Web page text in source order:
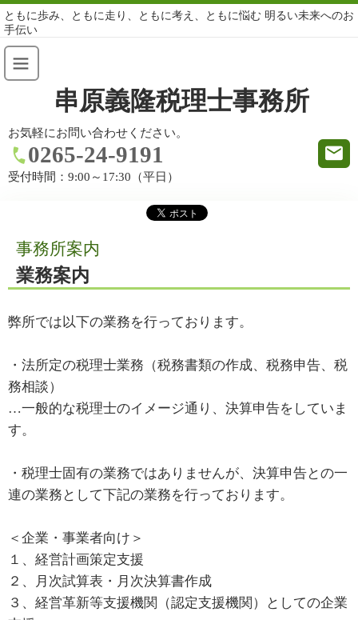
ともに歩み、ともに走り、ともに考え、ともに悩む 明るい未来へのお
手伝い
串原義隆税理士事務所
お気軽にお問い合わせください。
0265-24-9191
受付時間： 9:00～17:30（平日）
事務所案内
業務案内
弊所では以下の業務を行っております。
・法所定の税理士業務（税務書類の作成、税務申告、税
務相談）
…一般的な税理士のイメージ通り、決算申告をしていま
す。
・税理士固有の業務ではありませんが、決算申告との一
連の業務として下記の業務を行っております。
＜企業・事業者向け＞
１、経営計画策定支援
２、月次試算表・月次決算書作成
３、経営革新等支援機関（認定支援機関）としての企業